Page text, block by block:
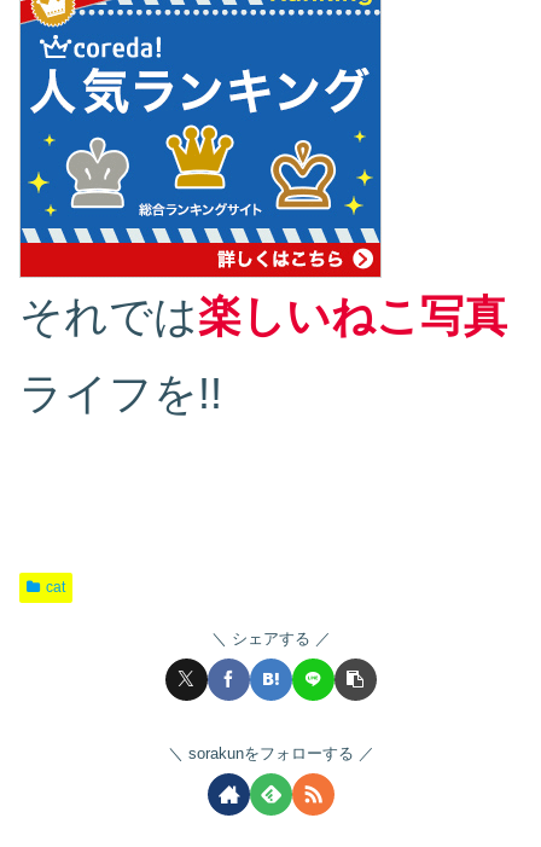
それでは楽しいねこ写真
ライフを!!
cat
シェアする
sorakunをフォローする